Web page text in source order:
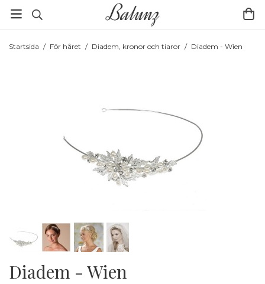
Startsida / För håret / Diadem, kronor och tiaror / Diadem - Wien
Diadem - Wien